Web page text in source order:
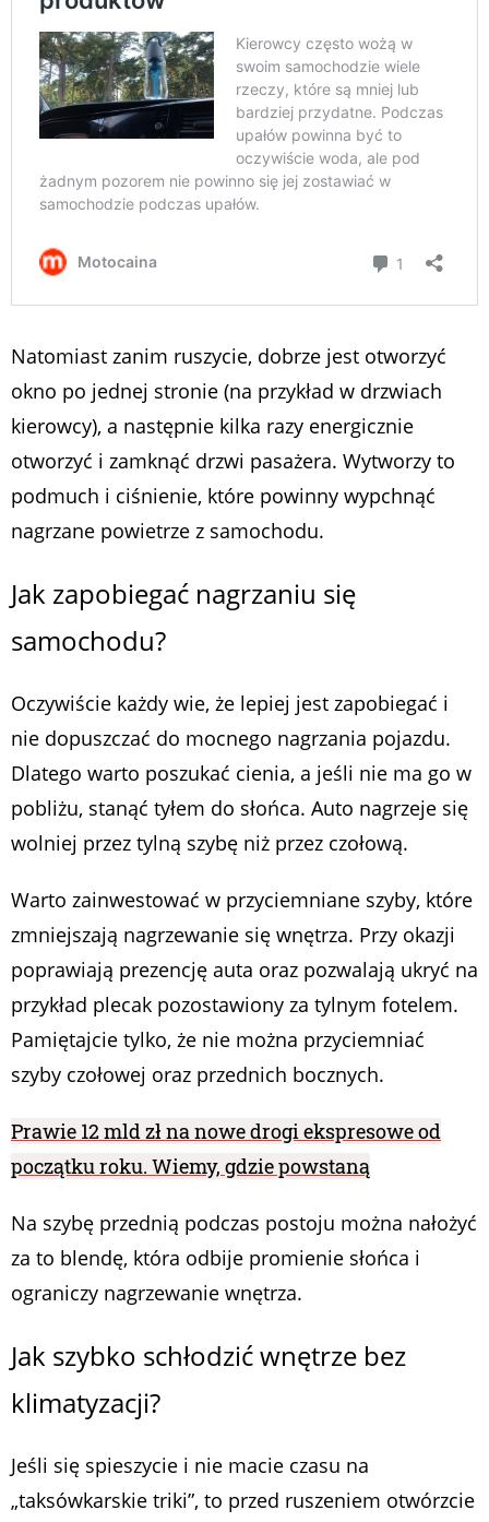
Natomiast zanim ruszycie, dobrze jest otworzyć
okno po jednej stronie (na przykład w drzwiach
kierowcy), a następnie kilka razy energicznie
otworzyć i zamknąć drzwi pasażera. Wytworzy to
podmuch i ciśnienie, które powinny wypchnąć
nagrzane powietrze z samochodu.
Jak zapobiegać nagrzaniu się
samochodu?
Oczywiście każdy wie, że lepiej jest zapobiegać i
nie dopuszczać do mocnego nagrzania pojazdu.
Dlatego warto poszukać cienia, a jeśli nie ma go w
pobliżu, stanąć tyłem do słońca. Auto nagrzeje się
wolniej przez tylną szybę niż przez czołową.
Warto zainwestować w przyciemniane szyby, które
zmniejszają nagrzewanie się wnętrza. Przy okazji
poprawiają prezencję auta oraz pozwalają ukryć na
przykład plecak pozostawiony za tylnym fotelem.
Pamiętajcie tylko, że nie można przyciemniać
szyby czołowej oraz przednich bocznych.
Prawie 12 mld zł na nowe drogi ekspresowe od
początku roku. Wiemy, gdzie powstaną
Na szybę przednią podczas postoju można nałożyć
za to blendę, która odbije promienie słońca i
ograniczy nagrzewanie wnętrza.
Jak szybko schłodzić wnętrze bez
klimatyzacji?
Jeśli się spieszycie i nie macie czasu na
„taksówkarskie triki”, to przed ruszeniem otwórzcie